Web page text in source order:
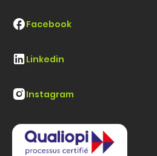
Facebook
Linkedin
Instagram